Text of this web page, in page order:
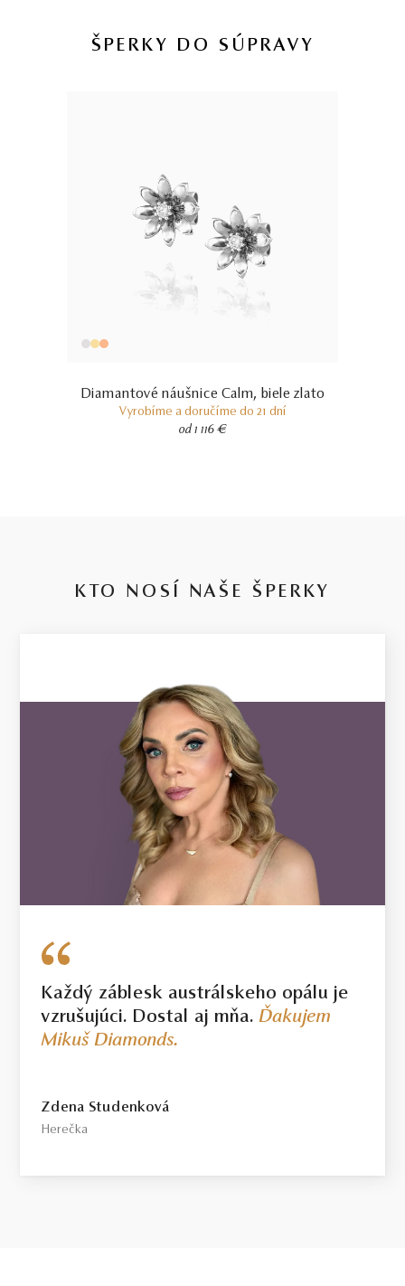
0.85 g
VÁHA
V prípade šperku vyrobeného na mieru sa môže hmotnosť
alebo vyššia hmotnosť. Hmotnosť drahého kovu sa pri takýchto
1 0,05 ct
ŠPERKY DO SÚPRAVY
Diamantové náušnice Calm, biele zlato
Vyrobíme a doručíme do 21 dní
od 1 116 €
KTO NOSÍ NAŠE ŠPERKY
Každý záblesk austrálskeho opálu je
vzrušujúci. Dostal aj mňa.Ďakujem
Mikuš Diamonds.
Zdena Studenková
Herečka